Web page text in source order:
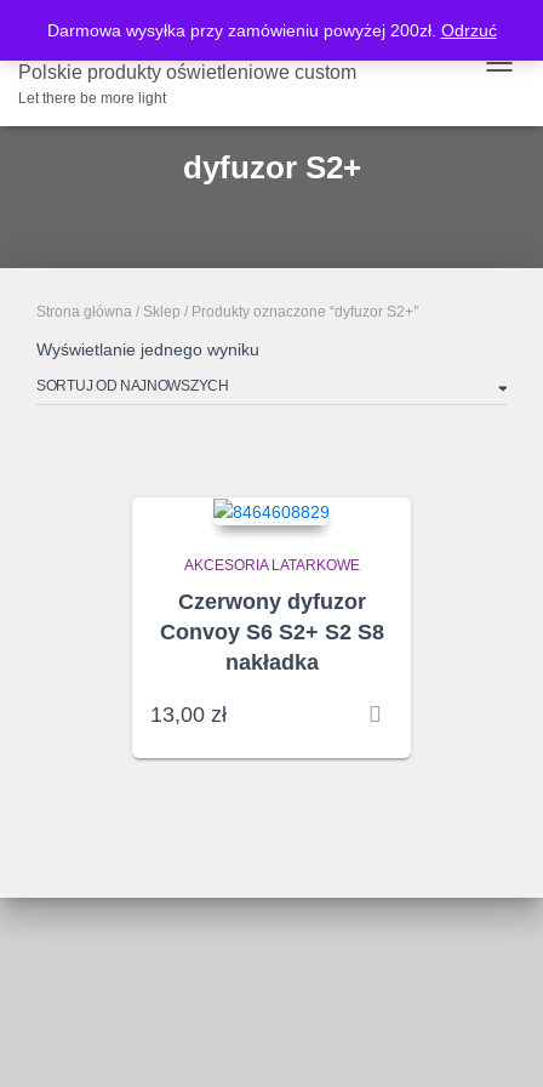
Darmowa wysyłka przy zamówieniu powyżej 200zł. Odrzuć
Polskie produkty oświetleniowe custom
Let there be more light
dyfuzor S2+
Strona główna / Sklep / Produkty oznaczone “dyfuzor S2+”
Wyświetlanie jednego wyniku
AKCESORIA LATARKOWE
Czerwony dyfuzor
Convoy S6 S2+ S2 S8
nakładka
13,00 zł